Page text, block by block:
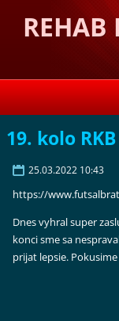
REHAB
19. kolo
25.03.2022 10:43
https://
Dnes vyhral super
konci sme sa
prijat lepsie.